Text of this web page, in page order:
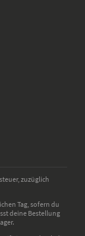
zuzüglich
Tag, sofern du
deine Bestellung